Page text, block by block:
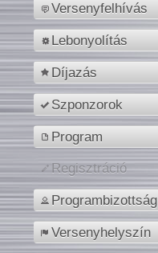
Versenyfelhívás
Lebonyolítás
Díjazás
Szponzorok
Program
Regisztráció
Programbizottság
Versenyhelyszín